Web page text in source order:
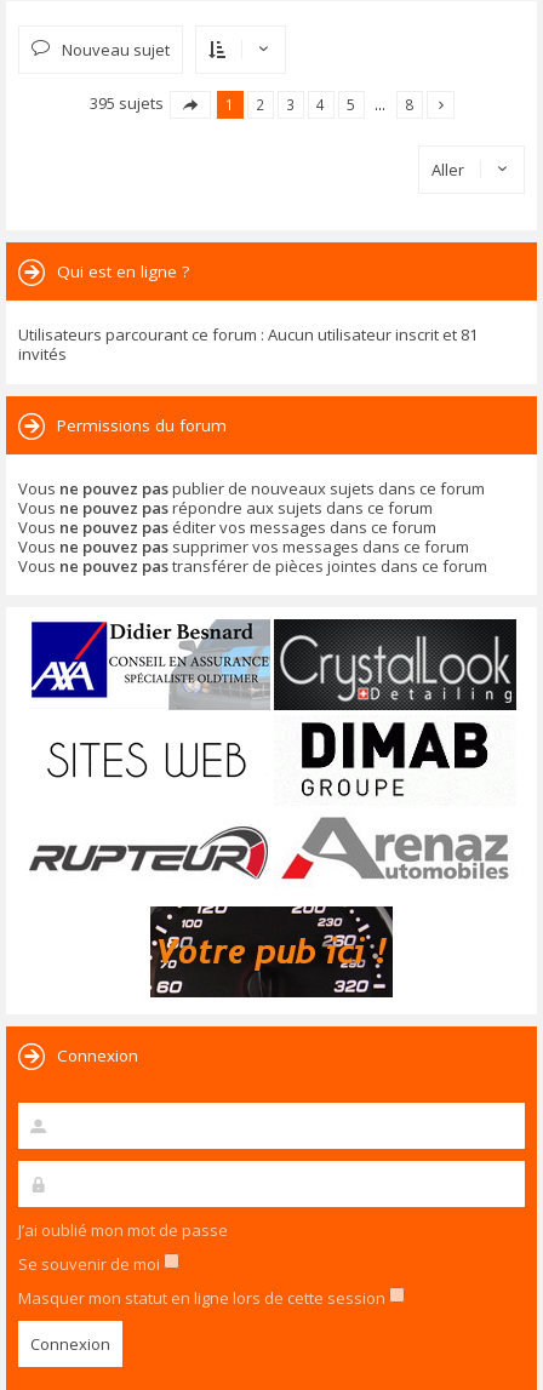
Nouveau sujet
395 sujets 1 2 3 4 5 … 8
Aller
Qui est en ligne ?
Utilisateurs parcourant ce forum : Aucun utilisateur inscrit et 81
invités
Permissions du forum
Vous ne pouvez paspublier de nouveaux sujets dans ce forum
Vous ne pouvez pasrépondre aux sujets dans ce forum
Vous ne pouvez pas éditer vos messages dans ce forum
Vous ne pouvez pas supprimer vos messages dans ce forum
Vous ne pouvez pastransférer de pièces jointes dans ce forum
Connexion
J’ai oublié mon mot de passe
Se souvenir de moi
Masquer mon statut en ligne lors de cette session